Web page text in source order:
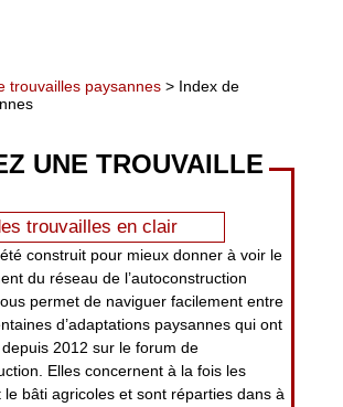
trouvailles paysannes > Index de
UNE TROUVAILLE
trouvailles en clair
construit pour mieux donner à voir le
du réseau de l’autoconstruction
permet de naviguer facilement entre
d’adaptations paysannes qui ont
2012 sur le forum de
Elles concernent à la fois les
le bâti agricoles et sont réparties dans à